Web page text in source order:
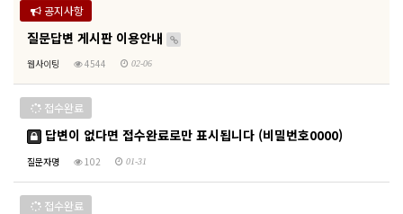
공지사항
질문답변 게시판 이용안내
웹사이팅 4544 02-06
접수완료
답변이 없다면 접수완료로만 표시됩니다 (비밀번호0000)
질문자명 102 01-31
접수완료